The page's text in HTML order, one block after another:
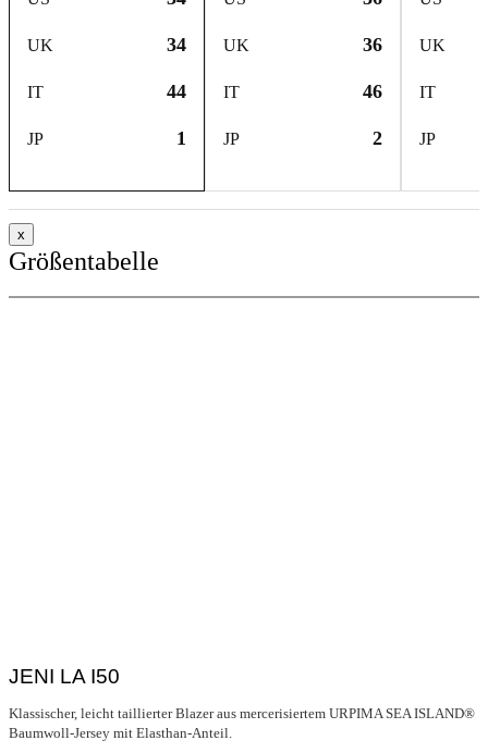
UK 34
IT 44
JP 1
UK 36
IT 46
JP 2
UK
IT
JP
x
Größentabelle
JENI LA I50
Klassischer, leicht taillierter Blazer aus mercerisiertem URPIMA SEA ISLAND®
Baumwoll-Jersey mit Elasthan-Anteil.